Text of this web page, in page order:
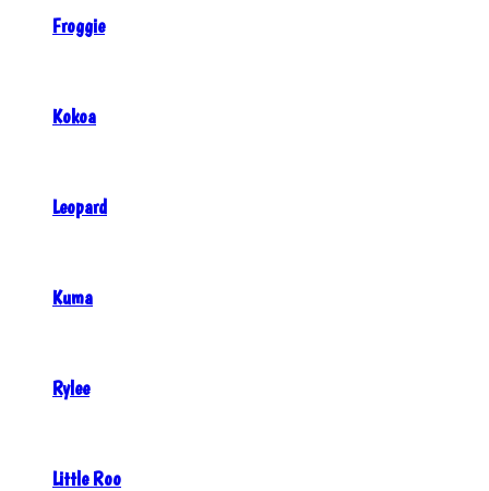
Froggie
Kokoa
Leopard
Kuma
Rylee
Little Roo